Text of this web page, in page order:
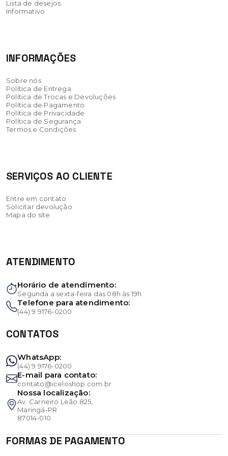
Lista de desejos
Informativo
INFORMAÇÕES
Sobre nós
Política de Entrega
Política de Trocas e Devoluções
Política de Pagamento
Política de Privacidade
Política de Segurança
Termos e Condições
SERVIÇOS AO CLIENTE
Entre em contato
Solicitar devolução
Mapa do site
ATENDIMENTO
Horário de atendimento:
Segunda a sexta-feira das 08h às 19h
Telefone para atendimento:
(44) 9 9176-0200
CONTATOS
WhatsApp:
(44) 9 9176-0200
E-mail para contato:
contato@iceloshop.com.br
Nossa localização:
Av. Carneiro Leão 825,
Maringá-PR
87014-010
FORMAS DE PAGAMENTO